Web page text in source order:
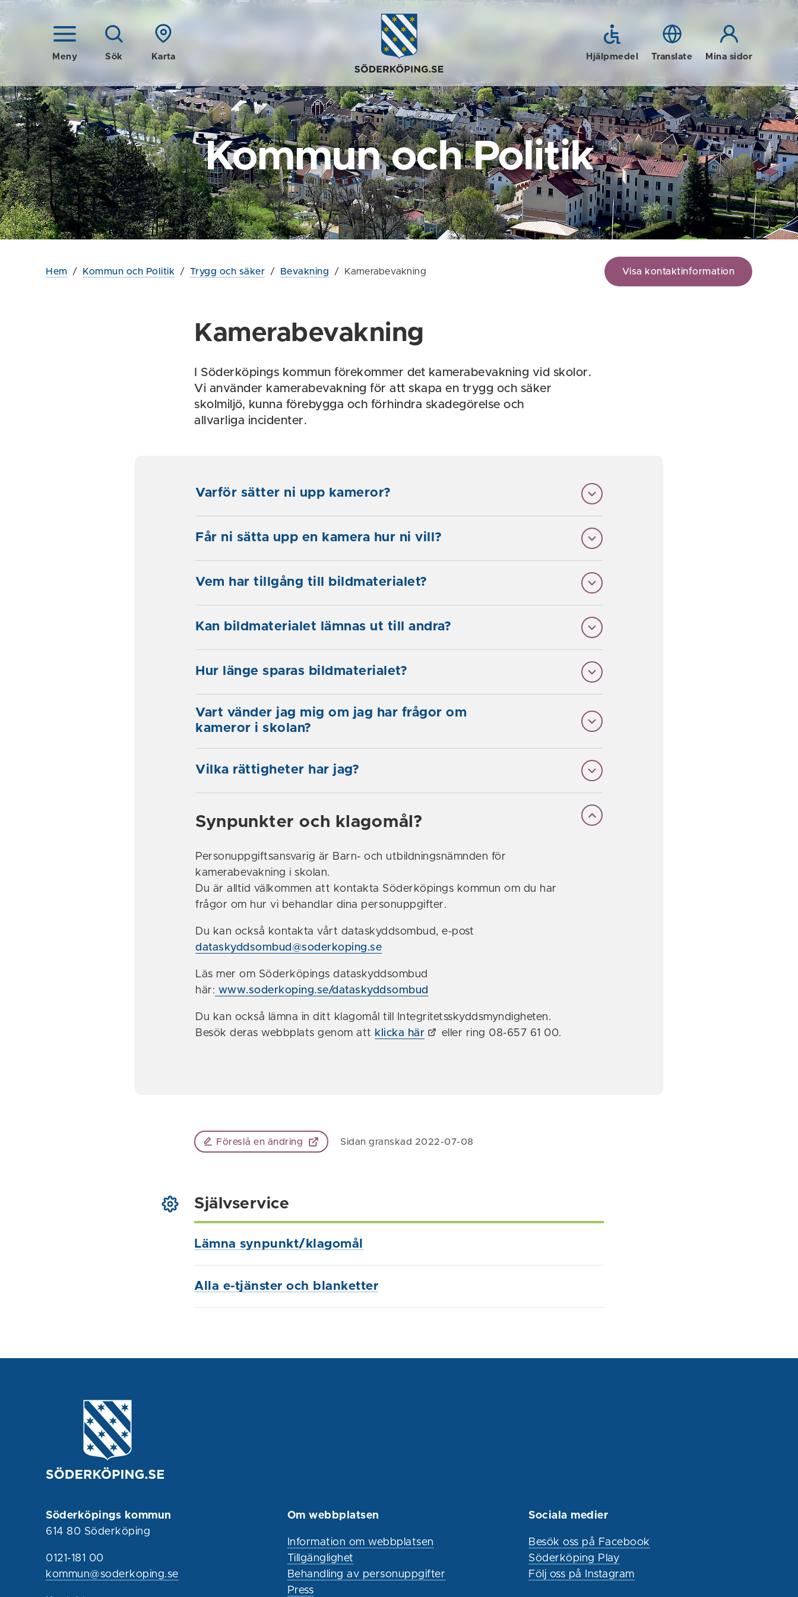
Meny Sök Karta Hjälpmedel Translate Mina sidor
Kommun och Politik
Hem / Kommun och Politik / Trygg och säker / Bevakning / Kamerabevakning Visa kontaktinformation
Kamerabevakning
I Söderköpings kommun förekommer det kamerabevakning vid skolor.
Vi använder kamerabevakning för att skapa en trygg och säker
skolmiljö, kunna förebygga och förhindra skadegörelse och
allvarliga incidenter.
Varför sätter ni upp kameror?
Får ni sätta upp en kamera hur ni vill?
Vem har tillgång till bildmaterialet?
Kan bildmaterialet lämnas ut till andra?
Hur länge sparas bildmaterialet?
Vart vänder jag mig om jag har frågor om
kameror i skolan?
Vilka rättigheter har jag?
Synpunkter och klagomål?
Personuppgiftsansvarig är Barn- och utbildningsnämnden för
kamerabevakning i skolan.
Du är alltid välkommen att kontakta Söderköpings kommun om du har
frågor om hur vi behandlar dina personuppgifter.
Du kan också kontakta vårt dataskyddsombud, e-post
dataskyddsombud@soderkoping.se
Läs mer om Söderköpings dataskyddsombud
här: www.soderkoping.se/dataskyddsombud
Du kan också lämna in ditt klagomål till Integritetsskyddsmyndigheten.
Besök deras webbplats genom att klicka här eller ring 08-657 61 00.
Föreslå en ändring Sidan granskad 2022-07-08
Självservice
Lämna synpunkt/klagomål
Alla e-tjänster och blanketter
Söderköpings kommun
614 80 Söderköping
0121-181 00
kommun@soderkoping.se
Om webbplatsen
Information om webbplatsen
Tillgänglighet
Behandling av personuppgifter
Press
Sociala medier
Besök oss på Facebook
Söderköping Play
Följ oss på Instagram